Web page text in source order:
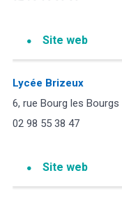
Site web
Lycée Brizeux
6, rue Bourg les Bourgs
02 98 55 38 47
Site web